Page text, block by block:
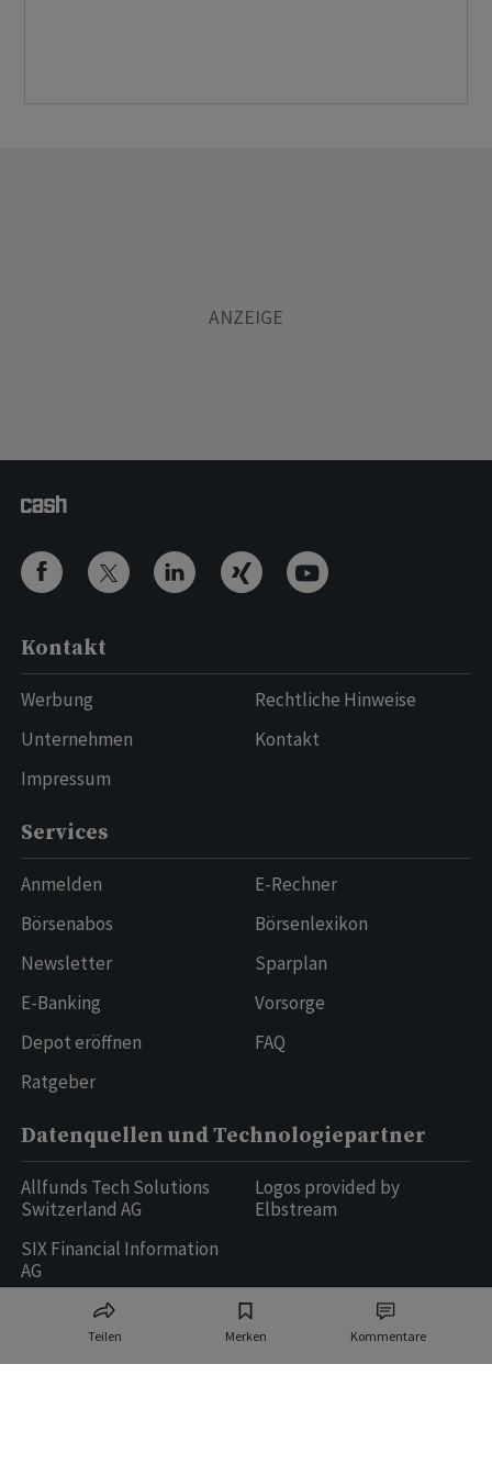
Teilen Merken Kommentare
Kontakt
Werbung
Unternehmen
Impressum
Rechtliche Hinweise
Kontakt
Services
Anmelden
Börsenabos
Newsletter
E-Banking
Depot eröffnen
Ratgeber
E-Rechner
Börsenlexikon
Sparplan
Vorsorge
FAQ
Datenquellen und Technologiepartner
Allfunds Tech Solutions
Switzerland AG
SIX Financial Information
AG
Logos provided by
Elbstream